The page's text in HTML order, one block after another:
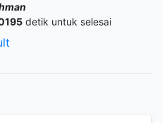
detik untuk selesai